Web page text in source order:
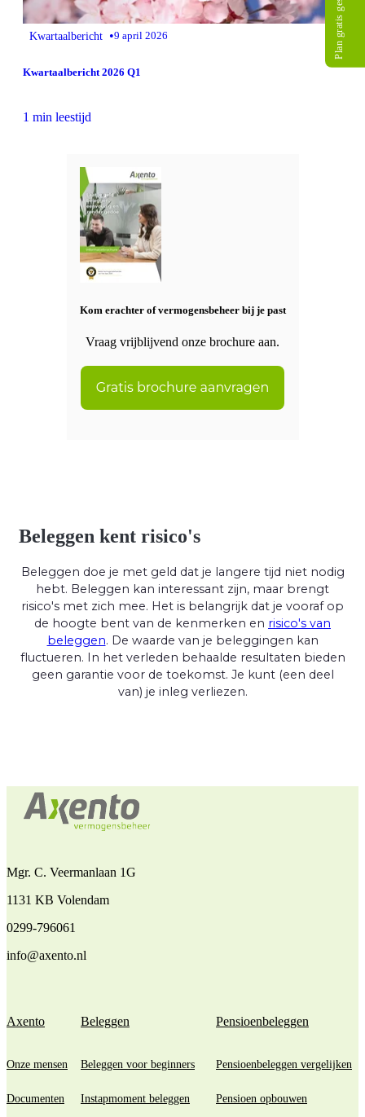
Kwartaalbericht •9 april 2026
Kwartaalbericht 2026 Q1
1 min leestijd
Kom erachter of vermogensbeheer bij je past
Vraag vrijblijvend onze brochure aan.
Beleggen kent risico's
Beleggen doe je met geld dat je langere tijd niet nodig
hebt. Beleggen kan interessant zijn, maar brengt
risico's met zich mee. Het is belangrijk dat je vooraf op
de hoogte bent van de kenmerken en risico's van
beleggen. De waarde van je beleggingen kan
fluctueren. In het verleden behaalde resultaten bieden
geen garantie voor de toekomst. Je kunt (een deel
van) je inleg verliezen.
Mgr. C. Veermanlaan 1G
1131 KB Volendam
0299-796061
info@axento.nl
Axento
Onze mensen
Documenten
Beleggen
Beleggen voor beginners
Instapmoment beleggen
Pensioenbeleggen
Pensioenbeleggen vergelijken
Pensioen opbouwen
Plan gratis gesprek